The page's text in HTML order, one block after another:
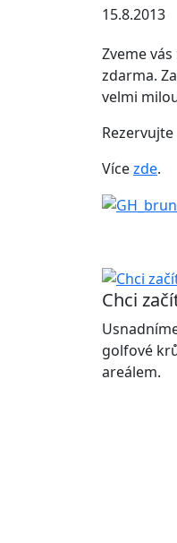
15.8.2013
Zveme
zdarma.
velmi
Vícezde.
Chci
golfové
areálem.